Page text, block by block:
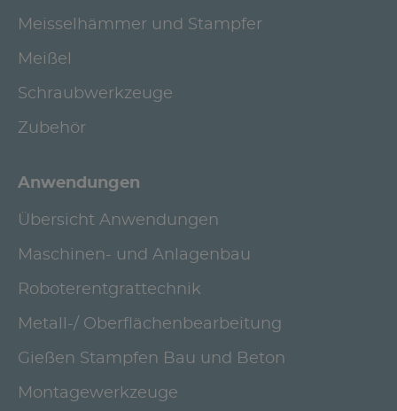
Meisselhämmer und Stampfer
Meißel
Schraubwerkzeuge
Zubehör
Anwendungen
Übersicht Anwendungen
Maschinen- und Anlagenbau
Roboterentgrattechnik
Metall-/ Oberflächenbearbeitung
Gießen Stampfen Bau und Beton
Montagewerkzeuge